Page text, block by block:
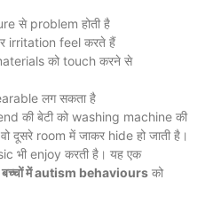
से problem होती है
irritation feel करते हैं
को touch करने से
लग सकता है
की बेटी को washing machine की
दूसरे room में जाकर hide हो जाती है।
भी enjoy करती है। यह एक
बच्चों में autism behaviours को